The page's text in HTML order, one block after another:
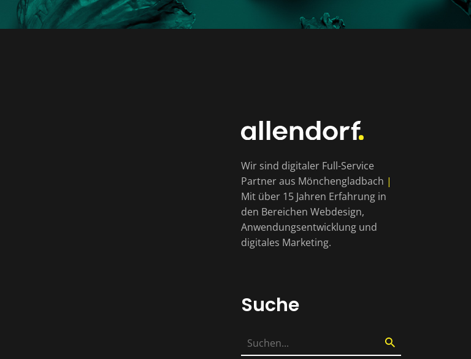
Wir sind digitaler Full-Service
Partner aus Mönchengladbach |
Mit über 15 Jahren Erfahrung in
den Bereichen Webdesign,
Anwendungsentwicklung und
digitales Marketing.
Suche